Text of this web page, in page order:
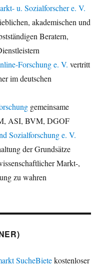
u. Sozialforscher e. V.
akademischen und
Beratern,
Forschung e. V. vertritt
im deutschen
gemeinsame
ASI, BVM, DGOF
Sozialforschung e. V.
der Grundsätze
Markt-,
zu wahren
SucheBietekostenloser